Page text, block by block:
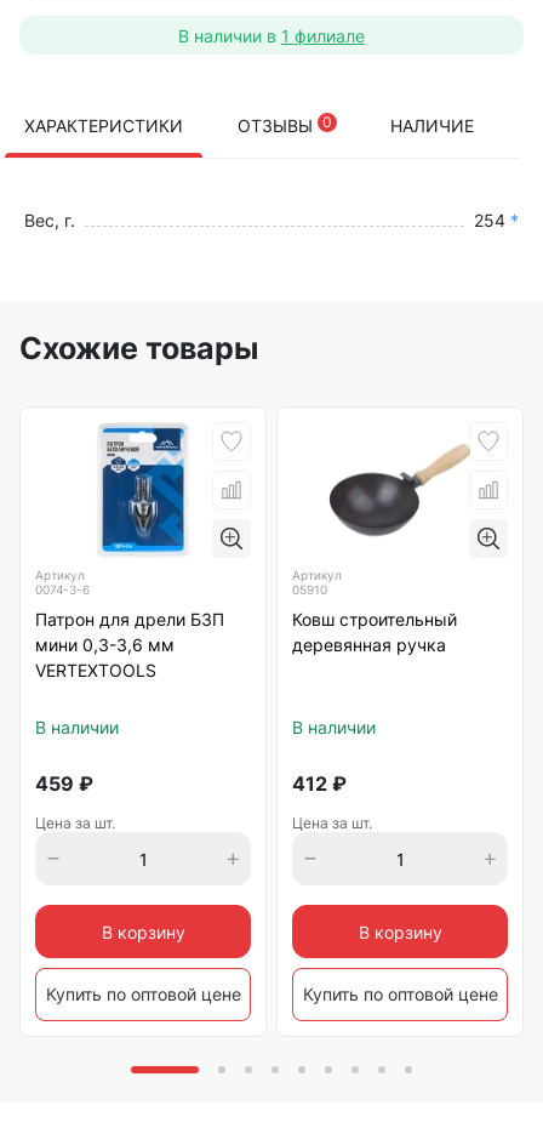
В наличии в 1 филиале
ХАРАКТЕРИСТИКИ ОТЗЫВЫ 0 НАЛИЧИЕ
Вес, г. 254 *
Схожие товары
Артикул
0074-3-6
Патрон для дрели БЗП
мини 0,3-3,6 мм
VERTEXTOOLS
В наличии
459 ₽
Цена за шт.
В корзину
Купить по оптовой цене
Артикул
05910
Ковш строительный
деревянная ручка
В наличии
412 ₽
Цена за шт.
В корзину
Купить по оптовой цене